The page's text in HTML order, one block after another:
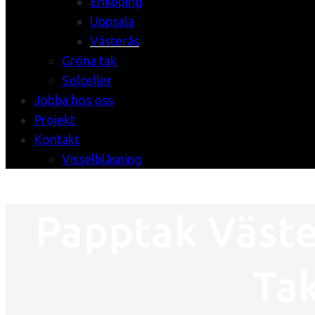
Uppsala
Västerås
Gröna tak
Solceller
Jobba hos oss
Projekt
Kontakt
Visselblåsning